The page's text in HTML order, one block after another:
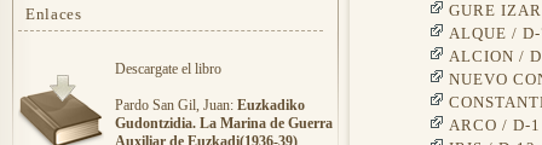
Enlaces
Descargate el libro
Pardo San Gil, Juan:Euzkadiko
Gudontzidia. La Marina de Guerra
Auxiliar de Euzkadi(1936-39)
GURE
ALQUE /
ALCION /
NUEVO
ARCO / D-